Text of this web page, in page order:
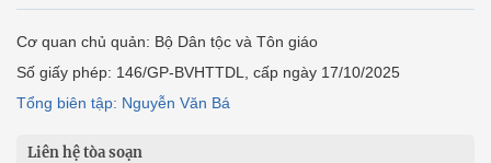
Cơ quan chủ quản: Bộ Dân tộc và Tôn giáo
Số giấy phép: 146/GP-BVHTTDL, cấp ngày 17/10/2025
Tổng biên tập: Nguyễn Văn Bá
Liên hệ tòa soạn